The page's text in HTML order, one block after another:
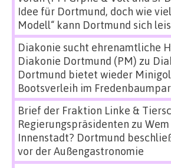
Idee für Dortmund, doch wie
Modell“ kann Dortmund sich
Diakonie sucht ehrenamtliche
Diakonie Dortmund (PM) zu
Dortmund bietet wieder
Bootsverleih im
Brief der Fraktion Linke &
Regierungspräsidenten zu
Innenstadt? Dortmund
vor der Außengastronomie